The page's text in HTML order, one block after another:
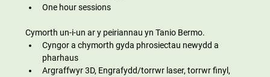
One hour sessions
Cymorth un-i-un ar y peiriannau yn Tanio Bermo.
Cyngor a chymorth gyda phrosiectau newydd a
pharhaus
Argraffwyr 3D, Engrafydd/torrwr laser, torrwr finyl,